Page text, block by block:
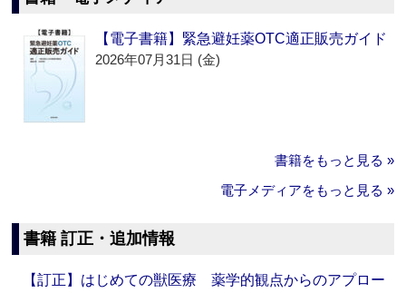
【電子書籍】緊急避妊薬OTC適正販売ガイド
2026年07月31日 (金)
書籍をもっと見る »
電子メディアをもっと見る »
書籍 訂正・追加情報
【訂正】はじめての獣医療 薬学的観点からのアプロー